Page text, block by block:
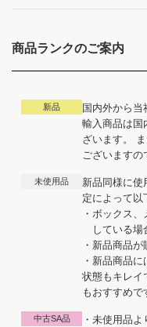
商品ランクのご案内
新品
国内外から
輸入商品は国
ざいます。
ございますの
未使用品
新品同様に使
定によって以
・ボックス
している場
・新品商品
・新品商品
状態もキレイ
もおすすめで
中古SA品
・未使用品